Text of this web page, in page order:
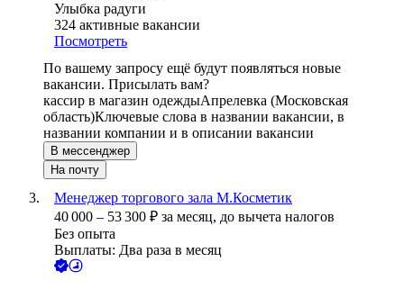
Улыбка радуги
324 активные вакансии
Посмотреть
По вашему запросу ещё будут появляться новые
вакансии. Присылать вам?
кассир в магазин одеждыАпрелевка (Московская
область)Ключевые слова в названии вакансии, в
названии компании и в описании вакансии
В мессенджер
На почту
Менеджер торгового зала М.Косметик
40 000 – 53 300 ₽ за месяц, до вычета налогов
Без опыта
Выплаты: Два раза в месяц